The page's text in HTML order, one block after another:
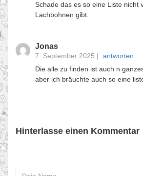
Schade das es so eine Liste nicht
Lachbohnen gibt.
Jonas
7. September 2025 |
antworten
Die alle zu finden ist auch n
aber ich bräuchte auch so eine
Hinterlasse einen Kommentar